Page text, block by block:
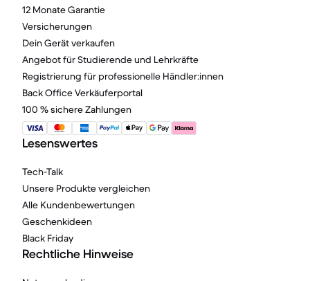
12 Monate Garantie
Versicherungen
Dein Gerät verkaufen
Angebot für Studierende und Lehrkräfte
Registrierung für professionelle Händler:innen
Back Office Verkäuferportal
100 % sichere Zahlungen
Lesenswertes
Tech-Talk
Unsere Produkte vergleichen
Alle Kundenbewertungen
Geschenkideen
Black Friday
Rechtliche Hinweise